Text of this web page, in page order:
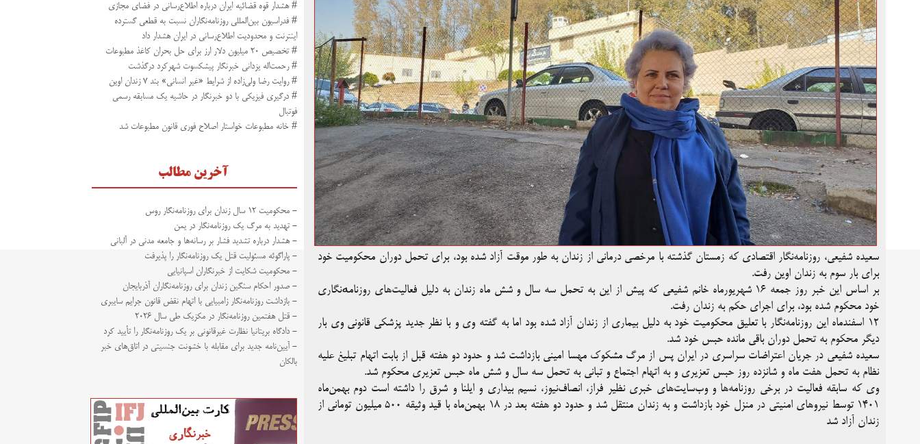
سعیده شفیعی، روزنامه‌نگار اقتصادی که زمستان گذشته با مرخصی درمانی از زندان به طور موقت آزاد شده بود، برای تحمل دوران محکومیت خود
برای بار سوم به زندان اوین رفت.
بر اساس این خبر روز جمعه ۱۶ شهریورماه خانم شفیعی که پیش از این به تحمل سه سال و شش ماه زندان به دلیل فعالیت‌های روزنامەنگاری
خود محکوم شده بود، برای اجرای حکم به زندان رفت.
۱۲ اسفندماه این روزنامه‌نگار با تعلیق محکومیت خود به دلیل بیماری از زندان آزاد شده بود اما به گفته وی و با نظر جدید پزشکی قانونی وی بار
دیگر محکوم به تحمل دوران باقی مانده حبس خود شد.
سعیده شفیعی در جریان اعتراضات سراسری در ایران پس از مرگ مشکوک مهسا امینی بازداشت شد و حدود دو هفته قبل از بابت اتهام تبلیغ علیه
نظام به تحمل هفت ماه و شانزده روز حبس تعزیری و به اتهام اجتماع و تبانی به تحمل سه سال و شش ماه حبس تعزیری محکوم شد.
وی که سابقه فعالیت در برخی روزنامه‌ها و وب‌سایت‌های خبری نظیر فراز، انصاف‌نیوز، نسیم بیداری و ایلنا و شرق را داشته است دوم بهمن‌ماه
۱۴۰۱ توسط نیروهای امنیتی در منزل خود بازداشت و به زندان منتقل شد و حدود دو هفته بعد در ۱۸ بهمن‌ماه با قید وثیقه ۵۰۰ میلیون تومانی از
زندان آزاد شد
# هشدار قوه قضائیه ایران درباره اطلاع‌رسانی در فضای مجازی
# فدراسیون بین‌المللی روزنامه‌نگاران نسبت به قطعی گسترده
اینترنت و محدودیت اطلاع‌رسانی در ایران هشدار داد
# تخصیص ۲۰ میلیون دلار ارز برای حل بحران کاغذ مطبوعات
# رحمت‌اله یزدانی خبرنگار پیشکسوت شهرکرد درگذشت
# روایت رضا ولی‌زاده از شرایط «غیر انسانی» بند ۷ زندان اوین
# درگیری فیزیکی با دو خبرنگار در حاشیه یک مسابقه رسمی
فوتبال
# خانه مطبوعات خواستار اصلاح فوری قانون مطبوعات شد
آخرین مطالب
- محکومیت ۱۲ سال زندان برای روزنامه‌نگار روس
- تهدید به مرگ یک روزنامه‌نگار در یمن
- هشدار درباره تشدید فشار بر رسانه‌ها و جامعه مدنی در آلبانی
- پاراگوئه مسئولیت قتل یک روزنامه‌نگار را پذیرفت
- محکومیت شکایت از خبرنگاران اسپانیایی
- صدور احکام سنگین زندان برای روزنامه‌نگاران آذربایجان
- بازداشت روزنامه‌نگار زامبیایی با اتهام نقض قانون جرایم سایبری
- قتل هفتمین روزنامه‌نگار در مکزیک طی سال ۲۰۲۶
- دادگاه بریتانیا نظارت غیرقانونی بر یک روزنامه‌نگار را تأیید کرد
- آیین‌نامه جدید برای مقابله با خشونت جنسیتی در اتاق‌های خبر
بالکان